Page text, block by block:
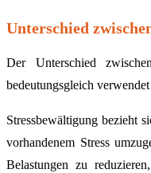
Unterschied
Der Unterschied
bedeutungsgleich
Stressbewältigung bezieht
vorhandenem Stress
Belastungen zu